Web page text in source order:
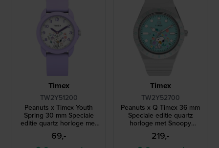
Timex
TW2Y51200
Peanuts x Timex Youth
Spring 30 mm Speciale
editie quartz horloge met
Snoopy wijzerplaat
69,-
Timex
TW2Y52700
Peanuts x Q Timex 36 mm
Speciale editie quartz
horloge met Snoopy
wijzerplaat
219,-